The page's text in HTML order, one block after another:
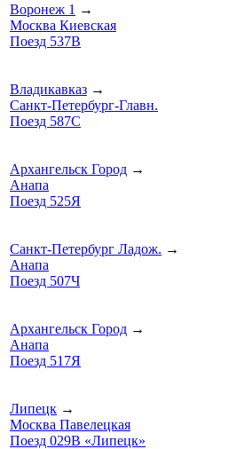
Воронеж 1 →
Москва Киевская
Поезд 537В
Владикавказ →
Санкт-Петербург-Главн.
Поезд 587С
Архангельск Город →
Анапа
Поезд 525Я
Санкт-Петербург Ладож. →
Анапа
Поезд 507Ч
Архангельск Город →
Анапа
Поезд 517Я
Липецк →
Москва Павелецкая
Поезд 029В «Липецк»